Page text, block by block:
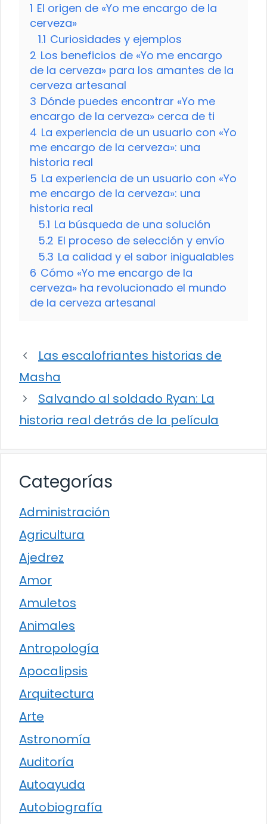
1 El origen de «Yo me encargo de la
cerveza»
1.1 Curiosidades y ejemplos
2 Los beneficios de «Yo me encargo
de la cerveza» para los amantes de la
cerveza artesanal
3 Dónde puedes encontrar «Yo me
encargo de la cerveza» cerca de ti
4 La experiencia de un usuario con «Yo
me encargo de la cerveza»: una
historia real
5 La experiencia de un usuario con «Yo
me encargo de la cerveza»: una
historia real
5.1 La búsqueda de una solución
5.2 El proceso de selección y envío
5.3 La calidad y el sabor inigualables
6 Cómo «Yo me encargo de la
cerveza» ha revolucionado el mundo
de la cerveza artesanal
Las escalofriantes historias de
Masha
Salvando al soldado Ryan: La
historia real detrás de la película
Categorías
Administración
Agricultura
Ajedrez
Amor
Amuletos
Animales
Antropología
Apocalipsis
Arquitectura
Arte
Astronomía
Auditoría
Autoayuda
Autobiografía